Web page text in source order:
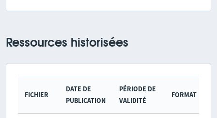
Ressources historisées
FICHIER
DATE DE
PUBLICATION
PÉRIODE DE
VALIDITÉ
FORMAT